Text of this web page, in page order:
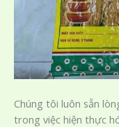
Chúng tôi luôn sẵn
trong việc hiện thực